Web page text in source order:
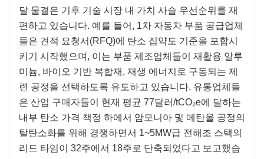
달 물결은 기후 기술 시장 내 가치 사슬 우선순위를 재
편하고 있습니다. 예를 들어, 1차 자동차 부품 공급업체
들은 견적 요청서(RFQ)에 탄소 집약도 기준을 포함시
키기 시작했으며, 이는 부품 제조업체들이 재활용 알루
미늄, 바이오 기반 복합재, 재생 에너지로 구동되는 제
련 공정을 선택하도록 유도하고 있습니다. 유통업체들
은 산업 구매자들이 현재 평균 77달러/tCO₂e에 달하는
내부 탄소 가격 책정 하에서 암모니아 및 메탄올 공정의
탈탄소화를 위해 경쟁하면서 1~5MW급 전해조 스택의
리드 타임이 32주에서 18주로 단축되었다고 보고했습